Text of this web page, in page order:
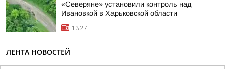
«Северяне» установили контроль над
Ивановкой в Харьковской области
13:27
ЛЕНТА НОВОСТЕЙ